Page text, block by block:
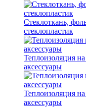
Стеклоткань,
стеклопластик
Теплоизоляция
аксессуары
Теплоизоляция
аксессуары